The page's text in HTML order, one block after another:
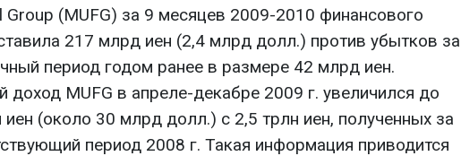
Group (MUFG) за 9 месяцев 2009-2010 финансового
217 млрд иен (2,4 млрд долл.) против убытков за
период годом ранее в размере 42 млрд иен.
доход MUFG в апреле-декабре 2009 г. увеличился до
иен (около 30 млрд долл.) с 2,5 трлн иен, полученных за
период 2008 г. Такая информация приводится